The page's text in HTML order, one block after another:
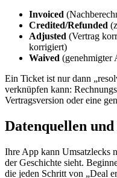
Invoiced
Credited/Refunded
Adjusted (Vertrag
korrigiert)
Waived (genehmigter
Ein Ticket ist nur dann
verknüpfen kann:
Vertragsversion oder eine
Datenquellen
Ihre App kann Umsatzlecks
der Geschichte sieht.
die jeden Schritt von „Deal